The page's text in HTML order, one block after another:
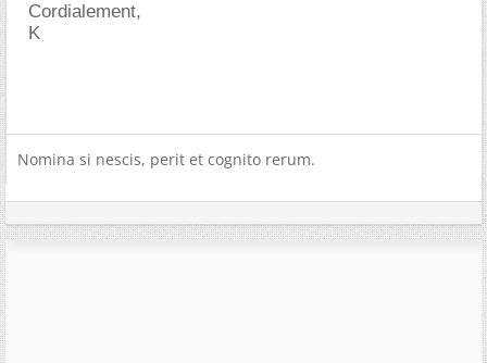
Cordialement,
K
Nomina si nescis, perit et cognito rerum.